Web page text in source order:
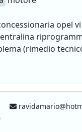
opel
(rimedio